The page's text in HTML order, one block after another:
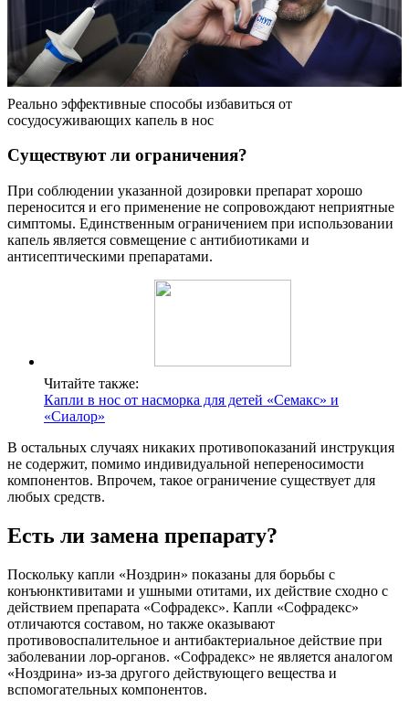
Реально эффективные способы избавиться от
сосудосуживающих капель в нос
Существуют ли ограничения?
При соблюдении указанной дозировки препарат хорошо
переносится и его применение не сопровождают неприятные
симптомы. Единственным ограничением при использовании
капель является совмещение с антибиотиками и
антисептическими препаратами.
Читайте также:
Капли в нос от насморка для детей «Семакс» и
«Сиалор»
В остальных случаях никаких противопоказаний инструкция
не содержит, помимо индивидуальной непереносимости
компонентов. Впрочем, такое ограничение существует для
любых средств.
Есть ли замена препарату?
Поскольку капли «Ноздрин» показаны для борьбы с
конъюнктивитами и ушными отитами, их действие сходно с
действием препарата «Софрадекс». Капли «Софрадекс»
отличаются составом, но также оказывают
противовоспалительное и антибактериальное действие при
заболевании лор-органов. «Софрадекс» не является аналогом
«Ноздрина» из-за другого действующего вещества и
вспомогательных компонентов.